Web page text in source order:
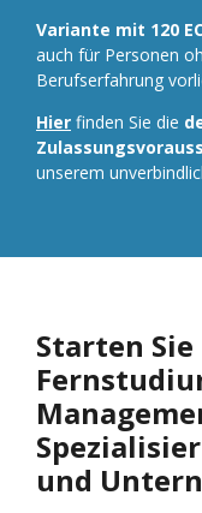
Variante mit 120
auch für Personen
Berufserfahrung
Hier finden Sie die
unserem
Starten
und